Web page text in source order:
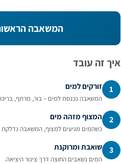
המשאבה
איך זה עובד
1 זורקים למים
המשאבה נכנסת למים – בור, מרתף,
2 המצוף מזהה מים
כשהמים מגיעים למצוף, המשאבה נדלקת
3 שואבת ומרוקנת
המים נשאבים החוצה דרך צינור היציאה.